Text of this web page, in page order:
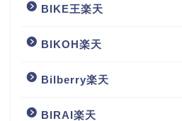
BIKE王楽天
BIKOH楽天
Bilberry楽天
BIRAI楽天